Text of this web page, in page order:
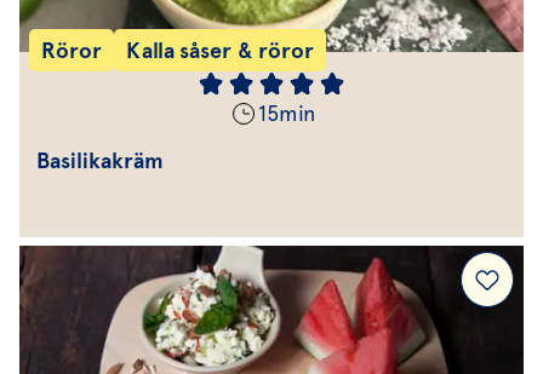
Röror Kalla såser & röror
15min
Basilikakräm